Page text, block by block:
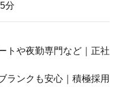
分
トや夜勤専門など｜正社
ランクも安心｜積極採用